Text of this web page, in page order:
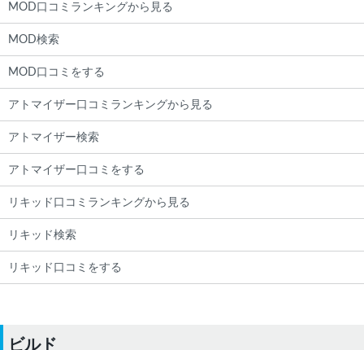
MOD口コミランキングから見る
MOD検索
MOD口コミをする
アトマイザー口コミランキングから見る
アトマイザー検索
アトマイザー口コミをする
リキッド口コミランキングから見る
リキッド検索
リキッド口コミをする
ビルド